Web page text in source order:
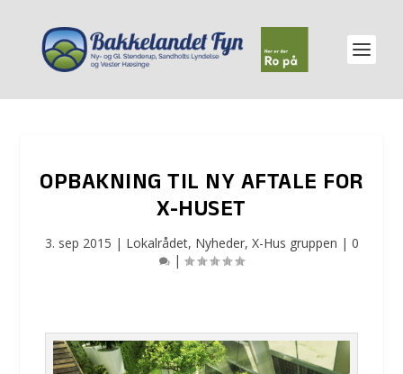
OPBAKNING TIL NY AFTALE FOR
X-HUSET
3. sep 2015 | Lokalrådet, Nyheder, X-Hus gruppen | 0
|